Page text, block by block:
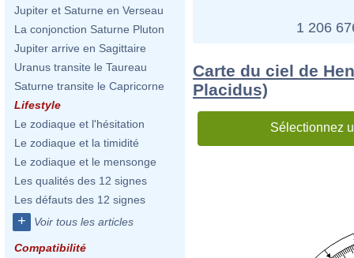
Jupiter et Saturne en Verseau
La conjonction Saturne Pluton
Jupiter arrive en Sagittaire
Uranus transite le Taureau
Saturne transite le Capricorne
Lifestyle
Le zodiaque et l'hésitation
Le zodiaque et la timidité
Le zodiaque et le mensonge
Les qualités des 12 signes
Les défauts des 12 signes
+ Voir tous les articles
Compatibilité
1 206
Carte du ciel de
Placidus)
Sélectionnez